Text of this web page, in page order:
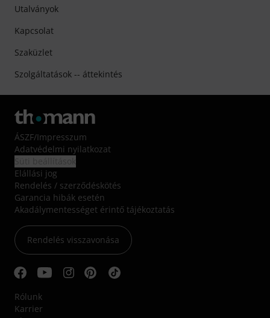
Utalványok
Kapcsolat
Szaküzlet
Szolgáltatások -- áttekintés
ÁSZF/Impresszum
Adatvédelmi nyilatkozat
Elállási jog
Rendelés / szerződéskötés
Garancia hibák esetén
Akadálymentességet érintő tájékoztatás
Rendelés visszavonása
Rólunk
Karrier